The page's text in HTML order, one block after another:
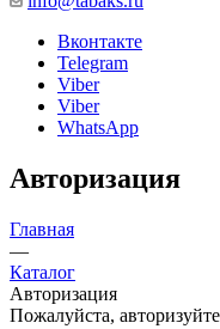
Вконтакте
Telegram
Viber
Viber
WhatsApp
Авторизация
Главная
—
Каталог
Авторизация
Пожалуйста,